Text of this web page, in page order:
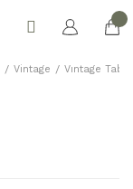
Vintage Vıntage Tablo